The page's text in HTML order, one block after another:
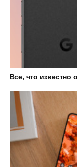
Все, что известно